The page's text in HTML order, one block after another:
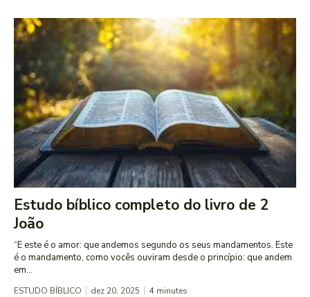
Estudo bíblico completo do livro de 2
João
“E este é o amor: que andemos segundo os seus mandamentos. Este
é o mandamento, como vocês ouviram desde o princípio: que andem
em...
ESTUDO BÍBLICO dez 20, 2025 4 minutes